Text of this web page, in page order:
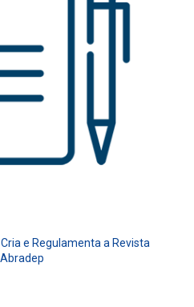
e Regulamenta a Revista